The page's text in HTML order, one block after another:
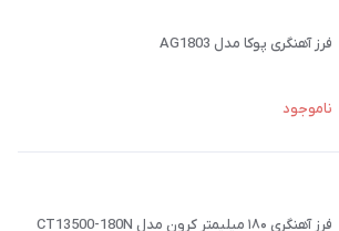
فرز آهنگری پوکا مدل AG1803
ناموجود
فرز آهنگری ۱۸۰ میلیمتر کرون مدل CT13500-180N